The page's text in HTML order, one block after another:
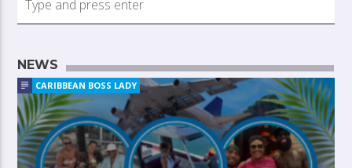
NEWS
CARIBBEAN BOSS LADY